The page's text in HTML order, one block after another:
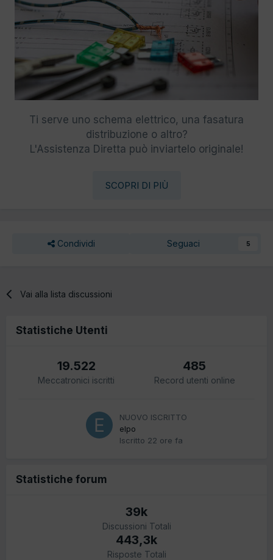
Ti serve uno schema elettrico, una fasatura
distribuzione o altro?
L'Assistenza Diretta può inviartelo originale!
SCOPRI DI PIÙ
Condividi Seguaci 5
Vai alla lista discussioni
Statistiche Utenti
19.522
Meccatronici iscritti
485
Record utenti online
NUOVO ISCRITTO
elpo
Iscritto 22 ore fa
Statistiche forum
39k
Discussioni Totali
443,3k
Risposte Totali